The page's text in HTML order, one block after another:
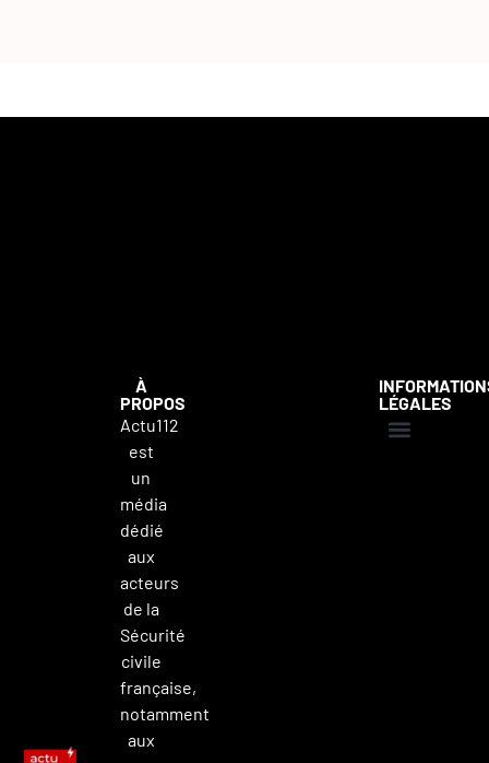
À
PROPOS
Actu112
est
un
média
dédié
aux
acteurs
de la
Sécurité
civile
française,
notamment
aux
LÉGALES